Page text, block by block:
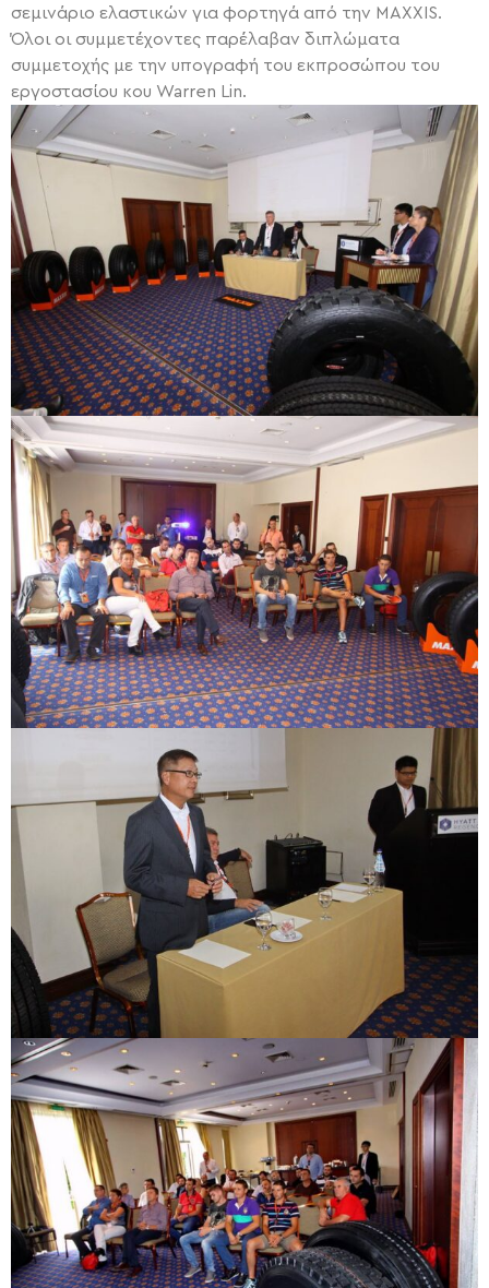
σεμινάριο ελαστικών για φορτηγά από την MAXXIS.
Όλοι οι συμμετέχοντες παρέλαβαν διπλώματα
συμμετοχής με την υπογραφή του εκπροσώπου του
εργοστασίου κου Warren Lin.